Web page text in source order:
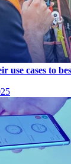
cases to